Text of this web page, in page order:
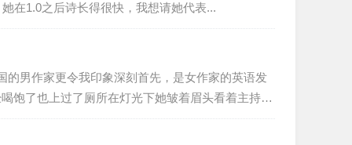
在1.0之后诗长得很快，我想请她代表...
男作家更令我印象深刻首先，是女作家的英语发
饱了也上过了厕所在灯光下她皱着眉头看着主持人